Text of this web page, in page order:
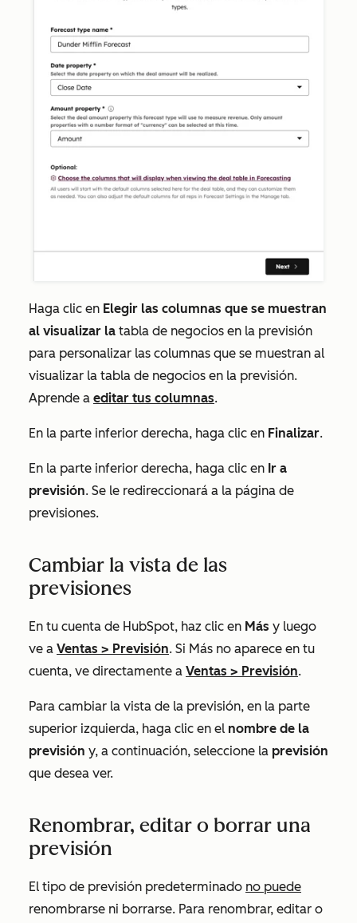
Haga clic en Elegir las columnas que se muestran
al visualizar la tabla de negocios en la previsión
para personalizar las columnas que se muestran al
visualizar la tabla de negocios en la previsión.
Aprende a editar tus columnas.
En la parte inferior derecha, haga clic en Finalizar.
En la parte inferior derecha, haga clic en Ir a
previsión. Se le redireccionará a la página de
previsiones.
Cambiar la vista de las
previsiones
En tu cuenta de HubSpot, haz clic en Más y luego
ve a Ventas > Previsión. Si Más no aparece en tu
cuenta, ve directamente a Ventas > Previsión.
Para cambiar la vista de la previsión, en la parte
superior izquierda, haga clic en el nombre de la
previsión y, a continuación, seleccione la previsión
que desea ver.
Renombrar, editar o borrar una
previsión
El tipo de previsión predeterminado no puede
renombrarse ni borrarse. Para renombrar, editar o